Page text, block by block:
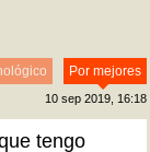
Por mejores
10 sep 2019, 16:18
tengo